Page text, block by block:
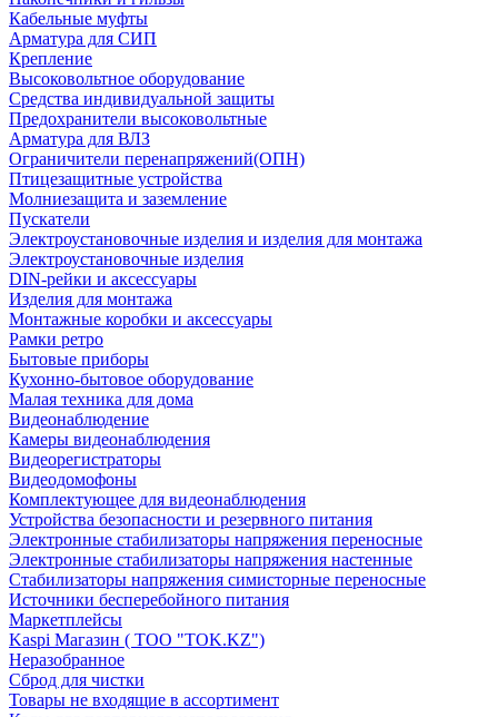
Кабельные муфты
Арматура для СИП
Крепление
Высоковольтное оборудование
Средства индивидуальной защиты
Предохранители высоковольтные
Арматура для ВЛЗ
Ограничители перенапряжений(ОПН)
Птицезащитные устройства
Молниезащита и заземление
Пускатели
Электроустановочные изделия и изделия для монтажа
Электроустановочные изделия
DIN-рейки и аксессуары
Изделия для монтажа
Монтажные коробки и аксессуары
Рамки ретро
Бытовые приборы
Кухонно-бытовое оборудование
Малая техника для дома
Видеонаблюдение
Камеры видеонаблюдения
Видеорегистраторы
Видеодомофоны
Комплектующее для видеонаблюдения
Устройства безопасности и резервного питания
Электронные стабилизаторы напряжения переносные
Электронные стабилизаторы напряжения настенные
Стабилизаторы напряжения симисторные переносные
Источники бесперебойного питания
Маркетплейсы
Kaspi Магазин ( ТОО "TOK.KZ")
Неразобранное
Сброд для чистки
Товары не входящие в ассортимент